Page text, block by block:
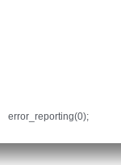
error_reporting(0);